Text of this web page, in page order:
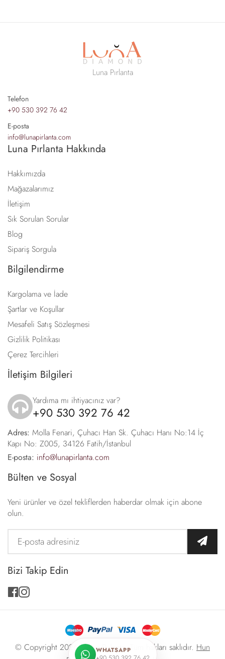
Luna Pırlanta
Telefon
+90 530 392 76 42
E-posta
info@lunapirlanta.com
Luna Pırlanta Hakkında
Hakkımızda
Mağazalarımız
İletişim
Sık Sorulan Sorular
Blog
Sipariş Sorgula
Bilgilendirme
Kargolama ve İade
Şartlar ve Koşullar
Mesafeli Satış Sözleşmesi
Gizlilik Politikası
Çerez Tercihleri
İletişim Bilgileri
icon
Yardıma mı ihtiyacınız var?
+90 530 392 76 42
Adres: Molla Fenari, Çuhacı Han Sk. Çuhacı Hanı No:14 İç
Kapı No: Z005, 34126 Fatih/İstanbul
E-posta: info@lunapirlanta.com
Bülten ve Sosyal
Yeni ürünler ve özel tekliflerden haberdar olmak için abone
olun.
Bizi Takip Edin
facebook
instagram
© Copyright 2026 -Luna Pırlanta. Tüm hakları saklıdır. Hun
WHATSAPP